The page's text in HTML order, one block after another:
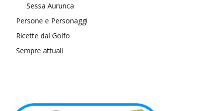
Sessa Aurunca
Persone e Personaggi
Ricette dal Golfo
Sempre attuali